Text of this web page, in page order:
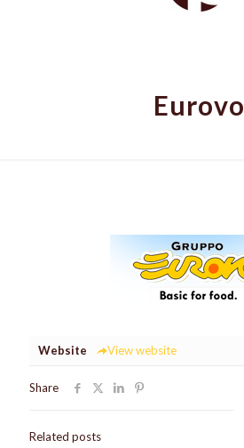
Eurovo
Website View website
Share
Related posts